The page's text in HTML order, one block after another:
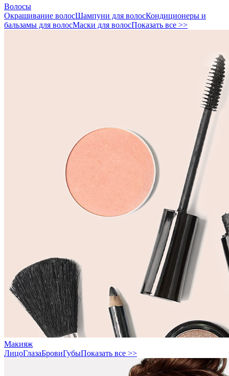
Волосы
Окрашивание волосШампуни для волосКондиционеры и
бальзамы для волосМаски для волосПоказать все >>
Макияж
ЛицоГлазаБровиГубыПоказать все >>